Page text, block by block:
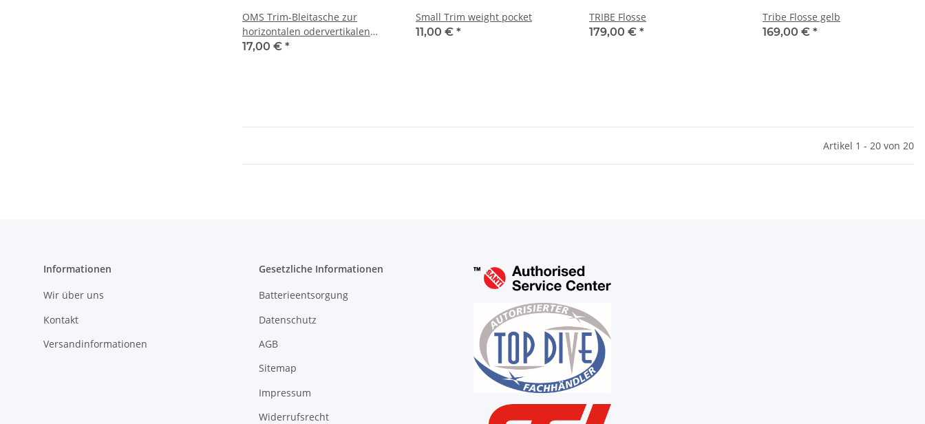
OMS Trim-Bleitasche zur
horizontalen odervertikalen
Befestigung am
17,00 € *
Small Trim weight pocket
11,00 € *
TRIBE Flosse
179,00 € *
Tribe Flosse gelb
169,00 € *
Artikel 1 - 20 von 20
Informationen
Wir über uns
Kontakt
Versandinformationen
Gesetzliche Informationen
Batterieentsorgung
Datenschutz
AGB
Sitemap
Impressum
Widerrufsrecht